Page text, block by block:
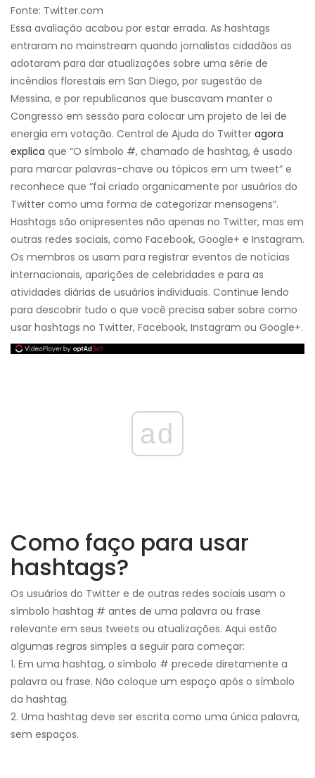
Fonte: Twitter.com
Essa avaliação acabou por estar errada. As hashtags
entraram no mainstream quando jornalistas cidadãos as
adotaram para dar atualizações sobre uma série de
incêndios florestais em San Diego, por sugestão de
Messina, e por republicanos que buscavam manter o
Congresso em sessão para colocar um projeto de lei de
energia em votação. Central de Ajuda do Twitter agora
explica que “O símbolo #, chamado de hashtag, é usado
para marcar palavras-chave ou tópicos em um tweet” e
reconhece que “foi criado organicamente por usuários do
Twitter como uma forma de categorizar mensagens”.
Hashtags são onipresentes não apenas no Twitter, mas em
outras redes sociais, como Facebook, Google+ e Instagram.
Os membros os usam para registrar eventos de notícias
internacionais, aparições de celebridades e para as
atividades diárias de usuários individuais. Continue lendo
para descobrir tudo o que você precisa saber sobre como
usar hashtags no Twitter, Facebook, Instagram ou Google+.
ad
Como faço para usar
hashtags?
Os usuários do Twitter e de outras redes sociais usam o
símbolo hashtag # antes de uma palavra ou frase
relevante em seus tweets ou atualizações. Aqui estão
algumas regras simples a seguir para começar:
1. Em uma hashtag, o símbolo # precede diretamente a
palavra ou frase. Não coloque um espaço após o símbolo
da hashtag.
2. Uma hashtag deve ser escrita como uma única palavra,
sem espaços.